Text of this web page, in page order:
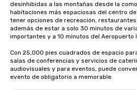
desinhibidas a las montañas desde la
habitaciones más espaciosas del centro
tener opciones de recreación,
además de estar a solo 30 minutos de
importantes y a 10 minutos del Aeropuerto
Con 25,000 pies cuadrados de espacio
salas de conferencias y servicios de
audiovisuales y para eventos, puede
evento de obligatorio a memorable.